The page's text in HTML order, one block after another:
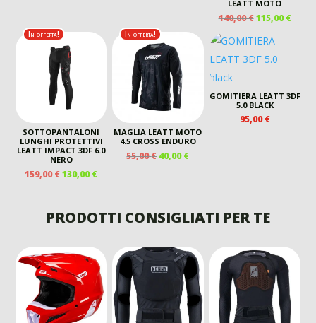
ERA:
55,00 €.
40,00 €.
LEATT MOTO
140,00€ IL
ORIGINALE
ERA:
115,00€IL
In offerta!
SOTTOPANTALONI
LUNGHI PROTETTIVI
LEATT IMPACT 3DF 6.0
NERO
159,00€IL
ERA:
159,00 €.
130,00€IL
È:
130,00 €.
In offerta!
MAGLIA LEATT MOTO
4.5 CROSS ENDURO
55,00€ IL
40,00€IL
GOMITIERA LEATT 3DF
5.0 BLACK
95,00€
PRODOTTI CONSIGLIATI PER TE